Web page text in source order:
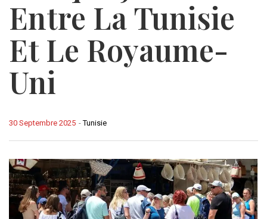
Entre La Tunisie
Et Le Royaume-
Uni
-Tunisie
30 Septembre 2025